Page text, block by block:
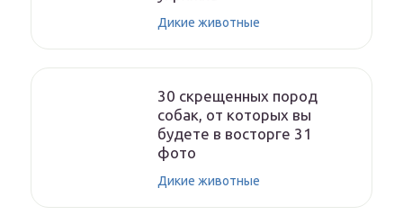
Дикие животные
30 скрещенных пород
собак, от которых вы
будете в восторге 31
фото
Дикие животные